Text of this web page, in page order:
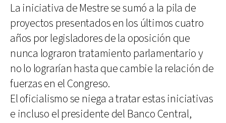
La iniciativa de Mestre se sumó a la pila de
proyectos presentados en los últimos cuatro
años por legisladores de la oposición que
nunca lograron tratamiento parlamentario y
no lo lograrían hasta que cambie la relación de
fuerzas en el Congreso.
El oficialismo se niega a tratar estas iniciativas
e incluso el presidente del Banco Central,